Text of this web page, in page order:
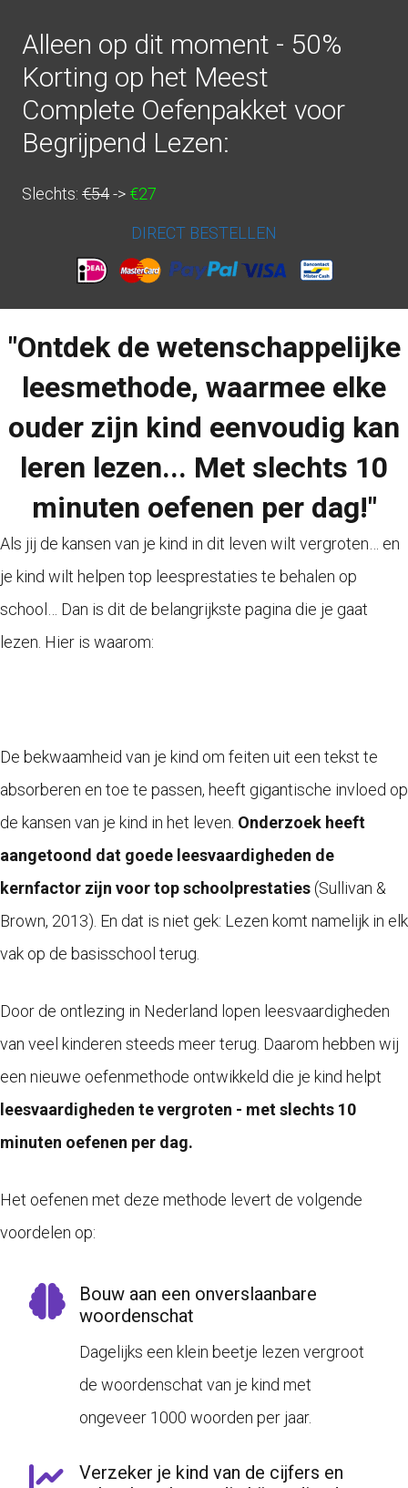
Alleen op dit moment - 50%
Korting op het Meest
Complete Oefenpakket voor
Begrijpend Lezen:
Slechts: €54-> €27
DIRECT BESTELLEN
"Ontdek de wetenschappelijke
leesmethode, waarmee elke
ouder zijn kind eenvoudig kan
leren lezen... Met slechts 10
minuten oefenen per dag!"
Als jij de kansen van je kind in dit leven wilt vergroten… en
je kind wilt helpen top leesprestaties te behalen op
school… Dan is dit de belangrijkste pagina die je gaat
lezen. Hier is waarom:
De bekwaamheid van je kind om feiten uit een tekst te
absorberen en toe te passen, heeft gigantische invloed op
de kansen van je kind in het leven. Onderzoek heeft
aangetoond dat goede leesvaardigheden de
kernfactor zijn voor top schoolprestaties (Sullivan &
Brown, 2013). En dat is niet gek: Lezen komt namelijk in elk
vak op de basisschool terug.
Door de ontlezing in Nederland lopen leesvaardigheden
van veel kinderen steeds meer terug. Daarom hebben wij
een nieuwe oefenmethode ontwikkeld die je kind helpt
leesvaardigheden te vergroten - met slechts 10
minuten oefenen per dag.
Het oefenen met deze methode levert de volgende
voordelen op:
Bouw aan een onverslaanbare
woordenschat
Dagelijks een klein beetje lezen vergroot
de woordenschat van je kind met
ongeveer 1000 woorden per jaar.
Verzeker je kind van de cijfers en